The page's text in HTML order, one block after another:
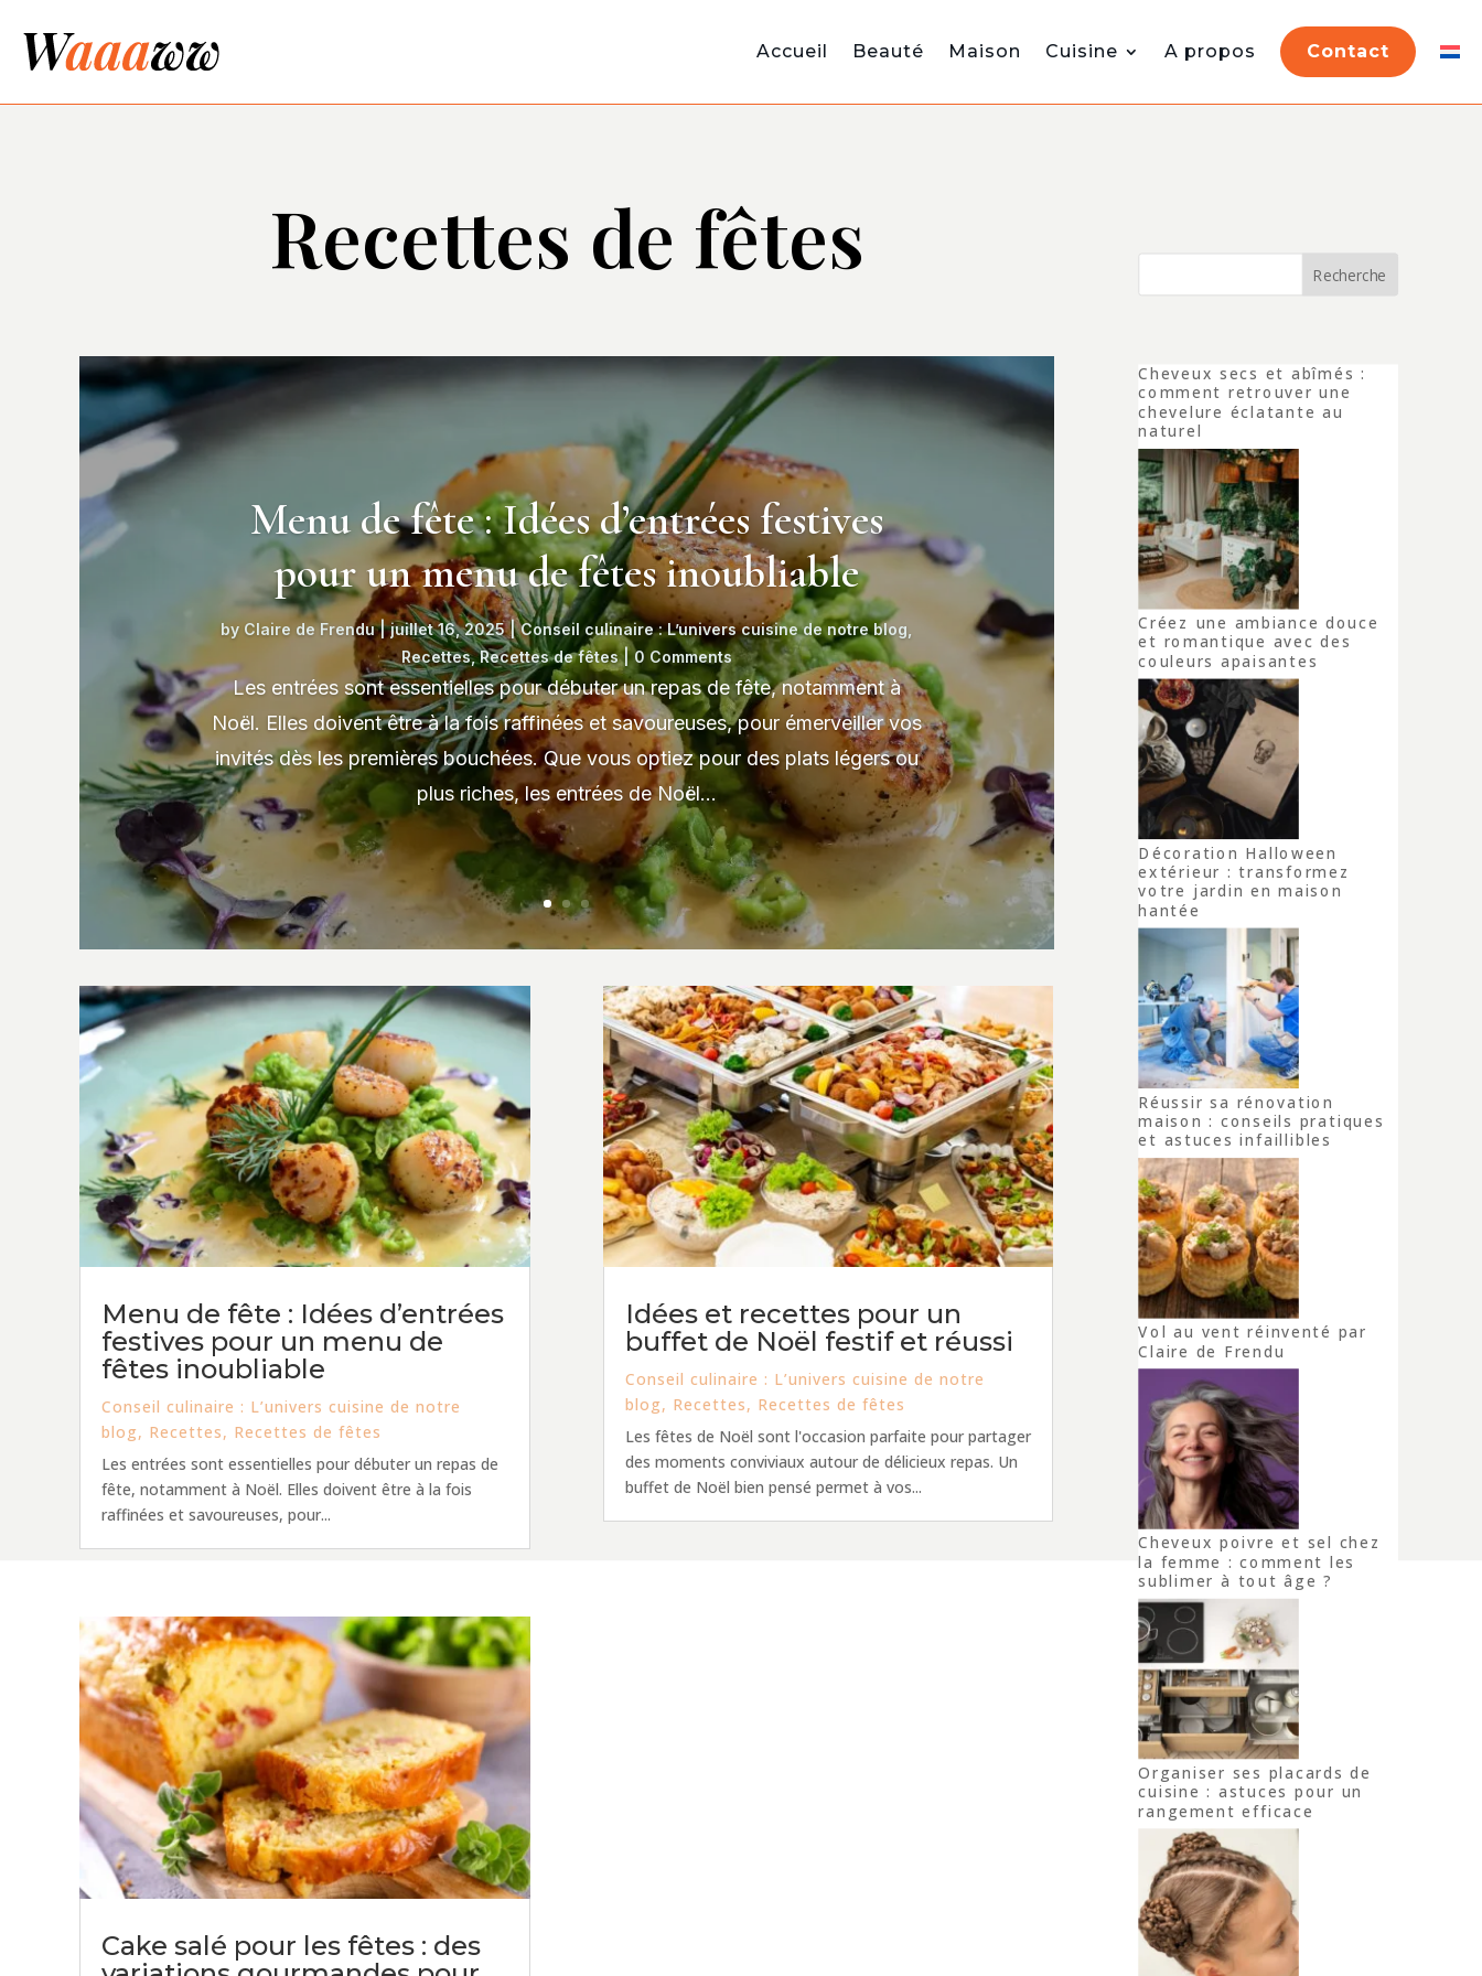
Accueil Beauté Maison Cuisine A propos Contact
Recettes de fêtes
Menu de fête : Idées d’entrées festives
pour un menu de fêtes inoubliable
by Claire de Frendu|juillet 16, 2025|Conseil culinaire : L’univers cuisine de notre blog
Recettes,Recettes de fêtes| 0 Comments
Les entrées sont essentielles pour débuter un repas de fête, notamment à
Noël. Elles doivent être à la fois raffinées et savoureuses, pour émerveiller vos
invités dès les premières bouchées. Que vous optiez pour des plats légers ou
plus riches, les entrées de Noël...
Menu de fête : Idées d’entrées
festives pour un menu de
fêtes inoubliable
Conseil culinaire : L’univers cuisine de notre
blog, Recettes, Recettes de fêtes
Les entrées sont essentielles pour débuter un repas de
fête, notamment à Noël. Elles doivent être à la fois
raffinées et savoureuses, pour...
Cake salé pour les fêtes : des
Idées et recettes pour un
buffet de Noël festif et réussi
Conseil culinaire : L’univers cuisine de notre
blog, Recettes, Recettes de fêtes
Les fêtes de Noël sont l'occasion parfaite pour partager
des moments conviviaux autour de délicieux repas. Un
buffet de Noël bien pensé permet à vos...
Recherche
Cheveux secs et abîmés :
comment retrouver une
chevelure éclatante au
naturel
Créez une ambiance douce
et romantique avec des
couleurs apaisantes
Décoration Halloween
extérieur : transformez
votre jardin en maison
hantée
Réussir sa rénovation
maison : conseils pratiques
et astuces infaillibles
Vol au vent réinventé par
Claire de Frendu
Cheveux poivre et sel chez
la femme : comment les
sublimer à tout âge ?
Organiser ses placards de
cuisine : astuces pour un
rangement efficace